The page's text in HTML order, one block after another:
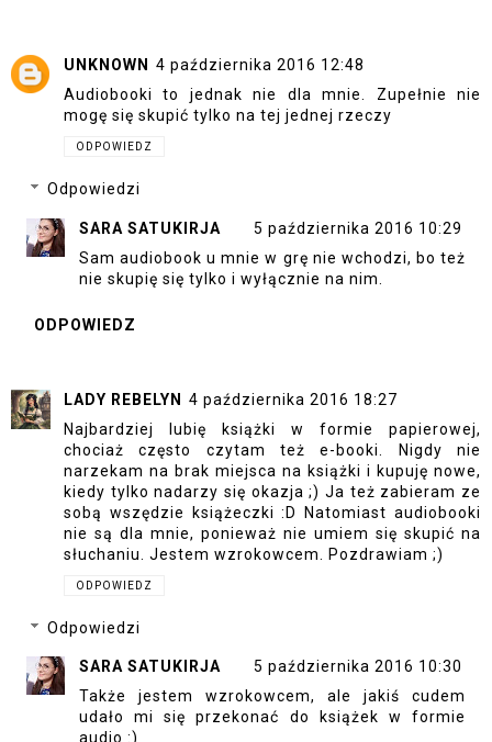
UNKNOWN
4 października 2016 12:48
Audiobooki to jednak nie dla mnie. Zupełnie nie
mogę się skupić tylko na tej jednej rzeczy
ODPOWIEDZ
Odpowiedzi
SARA SATUKIRJA
5 października 2016 10:29
Sam audiobook u mnie w grę nie wchodzi, bo też
nie skupię się tylko i wyłącznie na nim.
ODPOWIEDZ
LADY REBELYN
4 października 2016 18:27
Najbardziej lubię książki w formie papierowej,
chociaż często czytam też e-booki. Nigdy nie
narzekam na brak miejsca na książki i kupuję nowe,
kiedy tylko nadarzy się okazja ;) Ja też zabieram ze
sobą wszędzie książeczki :D Natomiast audiobooki
nie są dla mnie, ponieważ nie umiem się skupić na
słuchaniu. Jestem wzrokowcem. Pozdrawiam ;)
ODPOWIEDZ
Odpowiedzi
SARA SATUKIRJA
5 października 2016 10:30
Także jestem wzrokowcem, ale jakiś cudem
udało mi się przekonać do książek w formie
audio :)